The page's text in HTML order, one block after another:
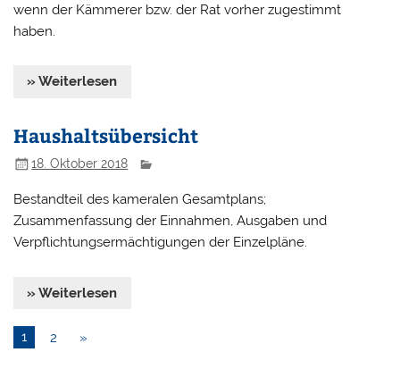
wenn der Kämmerer bzw. der Rat vorher zugestimmt
haben.
» Weiterlesen
Haushaltsübersicht
18. Oktober 2018
Bestandteil des kameralen Gesamtplans;
Zusammenfassung der Einnahmen, Ausgaben und
Verpflichtungsermächtigungen der Einzelpläne.
» Weiterlesen
1 2 »